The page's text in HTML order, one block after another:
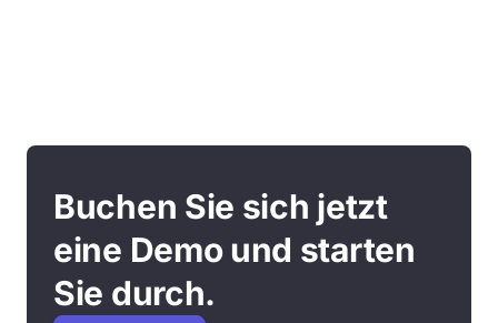
Buchen Sie sich jetzt
eine Demo und starten
Sie durch.